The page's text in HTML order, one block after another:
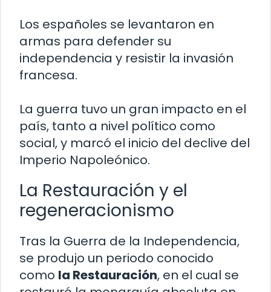
Los españoles se levantaron en
armas para defender su
independencia y resistir la invasión
francesa.
La guerra tuvo un gran impacto en el
país, tanto a nivel político como
social, y marcó el inicio del declive del
Imperio Napoleónico.
La Restauración y el
regeneracionismo
Tras la Guerra de la Independencia,
se produjo un periodo conocido
como la Restauración, en el cual se